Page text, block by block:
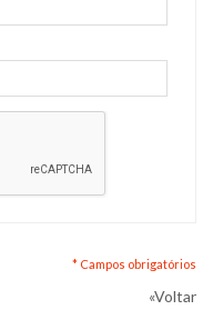
* Campos obrigatórios
«Voltar